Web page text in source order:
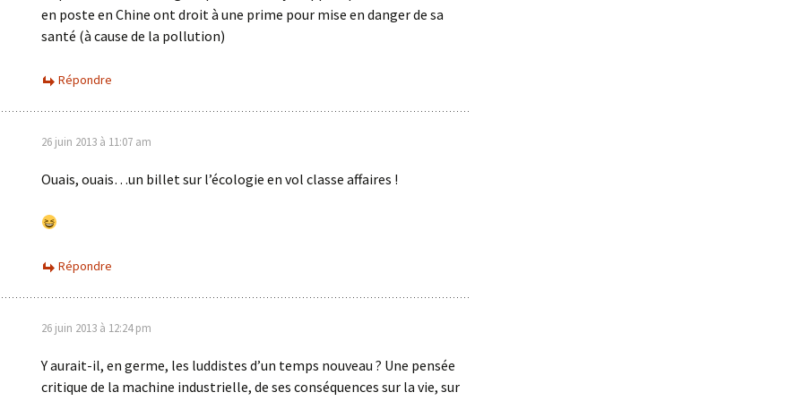
en poste en Chine ont droit à une prime pour mise en danger de sa
santé (à cause de la pollution)
Répondre
26 juin 2013 à 11:07 am
Ouais, ouais…un billet sur l’écologie en vol classe affaires !
Répondre
26 juin 2013 à 12:24 pm
Y aurait-il, en germe, les luddistes d’un temps nouveau ? Une pensée
critique de la machine industrielle, de ses conséquences sur la vie, sur